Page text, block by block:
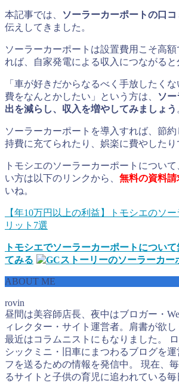
本記事では、 ソーラーカーポートの口
伝えしてきました。
ソーラーカーポートは設置費用こそ高
れば、自家発電による収入につながると
「車が好きだからなるべく手放したく
費をなんとかしたい」という方は、
ソ
出を減らし、収入を増やしてみましょう
ソーラーカーポートを導入すれば、節
持費に充てられたり、娯楽に費やしたり
トモシエのソーラーカーポートについ
い方は以下のリンクから、 無料の資料請
いね。
【年10万円以上の利益】トモシエのソ
リット7選
トモシエでソーラーカーポートについ
てみる
ABOUT ME
rovin
昼間は美容師店長、夜中はブロガー・
ィレクター・サイト運営者。肩書が欲し
最近はコラムニストにもなりました。
シックミニ・旧車にまつわるブログを
フを送るための情報を発信中。 現在、
るサイトと子供の育児に追われている毎